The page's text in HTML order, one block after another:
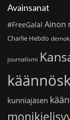
Avainsanat
#FreeGalal Ainon
Charlie Hebdo
journalismi
kunniajäsen